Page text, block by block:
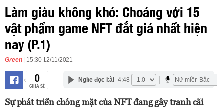
Làm giàu không khó: Choáng với 15
vật phẩm game NFT đắt giá nhất hiện
nay (P.1)
Green | 15:30 12/11/2021
0
CHIA SẺ
Nghe đọc bài 4:48
Sự phát triển chóng mặt của NFT đang gây tranh cãi